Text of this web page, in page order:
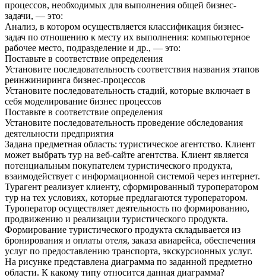
процессов, необходимых для выполнения общей бизнес-
задачи, — это:
Анализ, в котором осуществляется классификация бизнес-
задач по отношению к месту их выполнения: компьютерное
рабочее место, подразделение и др., — это:
Поставьте в соответствие определения
Установите последовательность соответствия названия этапов
реинжиниринга бизнес-процессов
Установите последовательность стадий, которые включает в
себя моделирование бизнес процессов
Поставьте в соответствие определения
Установите последовательность проведение обследования
деятельности предприятия
Задана предметная область: туристическое агентство. Клиент
может выбрать тур на веб-сайте агентства. Клиент является
потенциальным покупателем туристического продукта,
взаимодействует с информационной системой через интернет.
Турагент реализует клиенту, сформированный туроператором
тур на тех условиях, которые предлагаются туроператором.
Туроператор осуществляет деятельность по формированию,
продвижению и реализации туристического продукта.
Формирование туристического продукта складывается из
бронирования и оплаты отеля, заказа авиарейса, обеспечения
услуг по предоставлению транспорта, экскурсионных услуг.
На рисунке представлена диаграмма по заданной предметно
области. К какому типу относится данная диаграмма?